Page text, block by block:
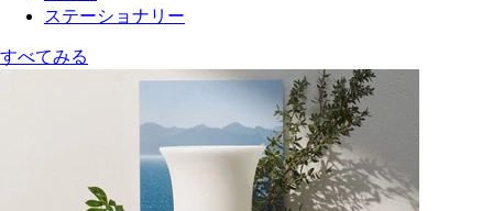
ステーショナリー
すべてみる